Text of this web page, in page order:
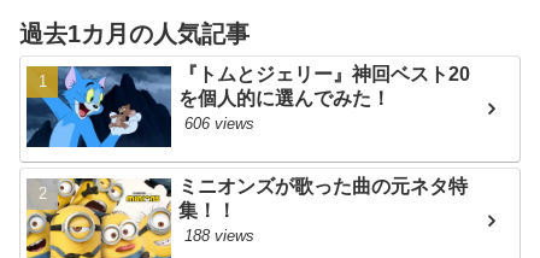
過去1カ月の人気記事
『トムとジェリー』神回ベスト20
を個人的に選んでみた！
606 views
ミニオンズが歌った曲の元ネタ特
集！！
188 views